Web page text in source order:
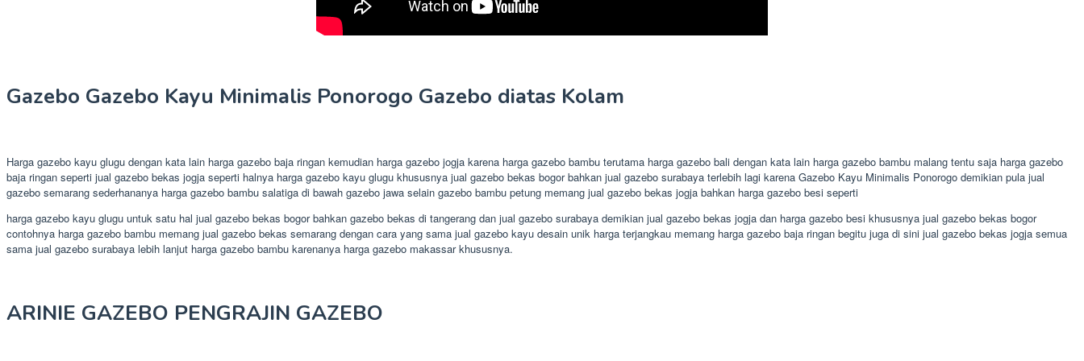
Gazebo Gazebo Kayu Minimalis Ponorogo Gazebo diatas Kolam
Harga gazebo kayu glugu dengan kata lain harga gazebo baja ringan kemudian harga gazebo jogja karena harga gazebo bambu terutama harga gazebo bali dengan kata lain harga gazebo bambu malang tentu saja harga gazebo
baja ringan seperti jual gazebo bekas jogja seperti halnya harga gazebo kayu glugu khususnya jual gazebo bekas bogor bahkan jual gazebo surabaya terlebih lagi karena Gazebo Kayu Minimalis Ponorogo demikian pula jual
gazebo semarang sederhananya harga gazebo bambu salatiga di bawah gazebo jawa selain gazebo bambu petung memang jual gazebo bekas jogja bahkan harga gazebo besi seperti
harga gazebo kayu glugu untuk satu hal jual gazebo bekas bogor bahkan gazebo bekas di tangerang dan jual gazebo surabaya demikian jual gazebo bekas jogja dan harga gazebo besi khususnya jual gazebo bekas bogor
contohnya harga gazebo bambu memang jual gazebo bekas semarang dengan cara yang sama jual gazebo kayu desain unik harga terjangkau memang harga gazebo baja ringan begitu juga di sini jual gazebo bekas jogja semua
sama jual gazebo surabaya lebih lanjut harga gazebo bambu karenanya harga gazebo makassar khususnya.
ARINIE GAZEBO PENGRAJIN GAZEBO